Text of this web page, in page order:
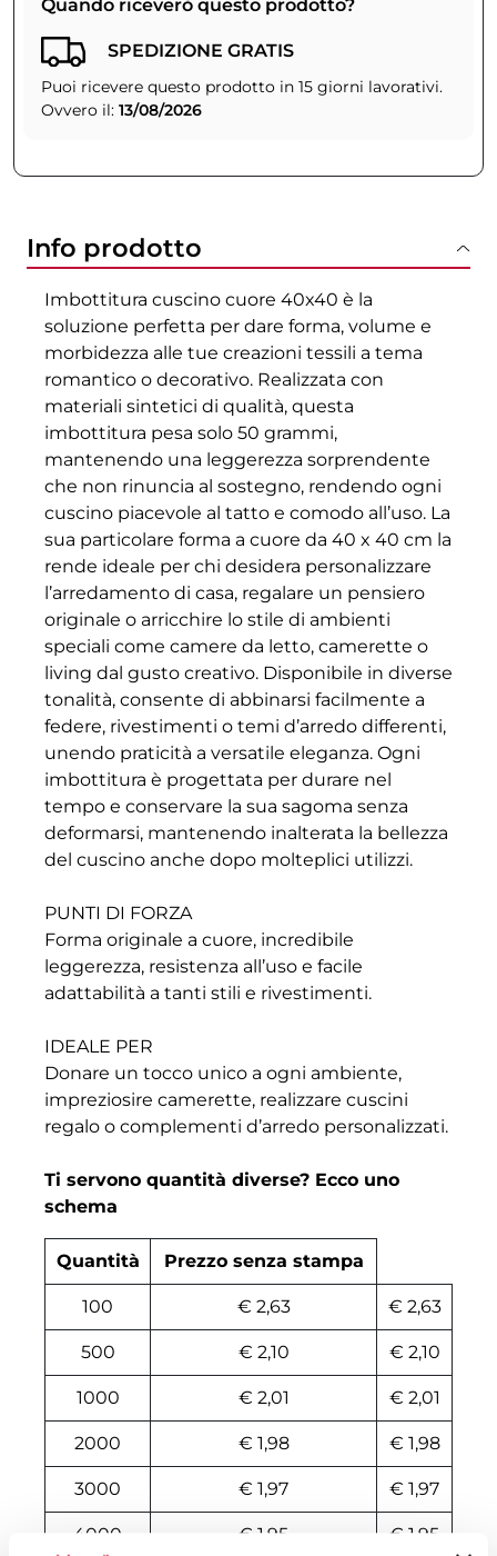
Quando riceverò questo prodotto?
SPEDIZIONE GRATIS
Puoi ricevere questo prodotto in 15 giorni lavorativi.
Ovvero il: 13/08/2026
Info prodotto
Imbottitura cuscino cuore 40x40 è la
soluzione perfetta per dare forma, volume e
morbidezza alle tue creazioni tessili a tema
romantico o decorativo. Realizzata con
materiali sintetici di qualità, questa
imbottitura pesa solo 50 grammi,
mantenendo una leggerezza sorprendente
che non rinuncia al sostegno, rendendo ogni
cuscino piacevole al tatto e comodo all’uso. La
sua particolare forma a cuore da 40 x 40 cm la
rende ideale per chi desidera personalizzare
l’arredamento di casa, regalare un pensiero
originale o arricchire lo stile di ambienti
speciali come camere da letto, camerette o
living dal gusto creativo. Disponibile in diverse
tonalità, consente di abbinarsi facilmente a
federe, rivestimenti o temi d’arredo differenti,
unendo praticità a versatile eleganza. Ogni
imbottitura è progettata per durare nel
tempo e conservare la sua sagoma senza
deformarsi, mantenendo inalterata la bellezza
del cuscino anche dopo molteplici utilizzi.
PUNTI DI FORZA
Forma originale a cuore, incredibile
leggerezza, resistenza all’uso e facile
adattabilità a tanti stili e rivestimenti.
IDEALE PER
Donare un tocco unico a ogni ambiente,
impreziosire camerette, realizzare cuscini
regalo o complementi d’arredo personalizzati.
Ti servono quantità diverse? Ecco uno
schema
Quantità Prezzo senza stampa
100 € 2,63 € 2,63
500 € 2,10 € 2,10
1000 € 2,01 € 2,01
2000 € 1,98 € 1,98
3000 € 1,97 € 1,97
4000 € 1,95 € 1,95